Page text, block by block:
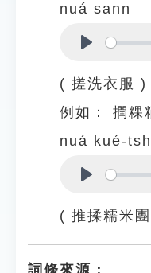
nuá sann
( 搓洗衣服 )
例如：
撋粿
nuá kué-
( 推揉糯米
詞條來源：